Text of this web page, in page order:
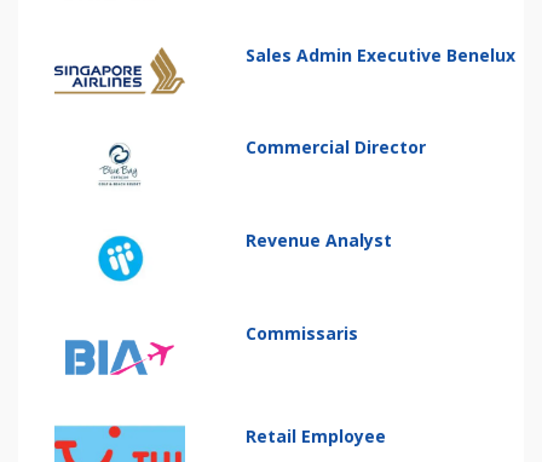
Sales Admin Executive Benelux
Commercial Director
Revenue Analyst
Commissaris
Retail Employee